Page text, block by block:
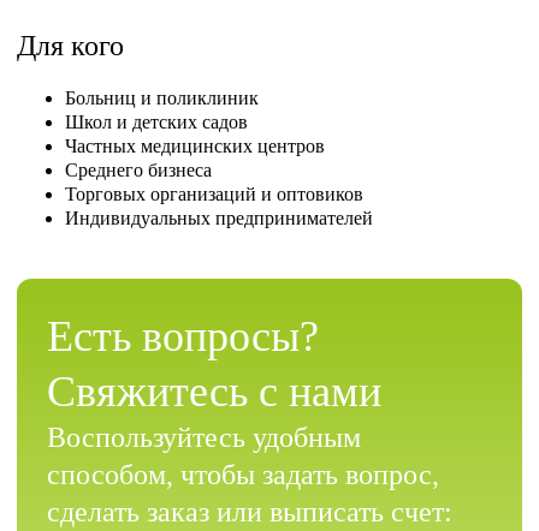
Для кого
Больниц и поликлиник
Школ и детских садов
Частных медицинских центров
Среднего бизнеса
Торговых организаций и оптовиков
Индивидуальных предпринимателей
Есть вопросы?
Свяжитесь с нами
Воспользуйтесь удобным
способом, чтобы задать вопрос,
сделать заказ или выписать счет: